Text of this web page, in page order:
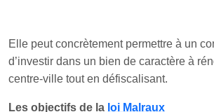
Elle peut concrètement permettre à un
d’investir dans un bien de caractère à
centre-ville tout en défiscalisant.
Les objectifs de la loi Malraux